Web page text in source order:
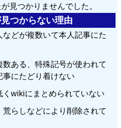
見つかりませんでした。
つからない理由
どが複数いて本人記事にた
ある、特殊記号が使われて
にたどり着けない
wikiにまとめられていない
らしなどにより削除されて